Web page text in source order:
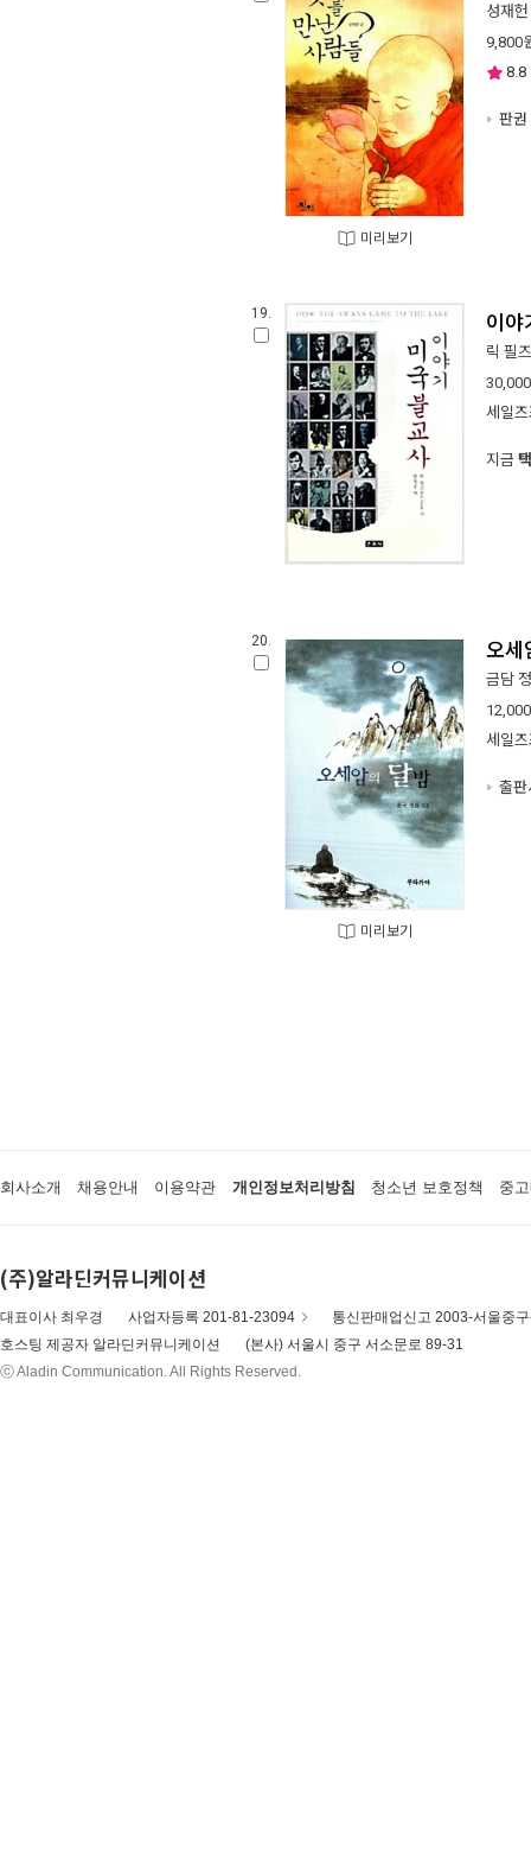
미리보기
성재헌
9,800
8.8
판권
19. 이야
릭 필즈
30,000
세일
지금
20.
미리보기
오세
금담
12,000
세일
출판
회사소개 채용안내 이용약관 개인정보처리방침 청소년 보호정책 중
(주)알라딘커뮤니케이션
대표이사 최우경 사업자등록 201-81-23094
통신판매업신고 2003-서울중
호스팅 제공자 알라딘커뮤니케이션
(본사) 서울시 중구 서소문로 89-31
ⓒ Aladin Communication. All Rights Reserved.